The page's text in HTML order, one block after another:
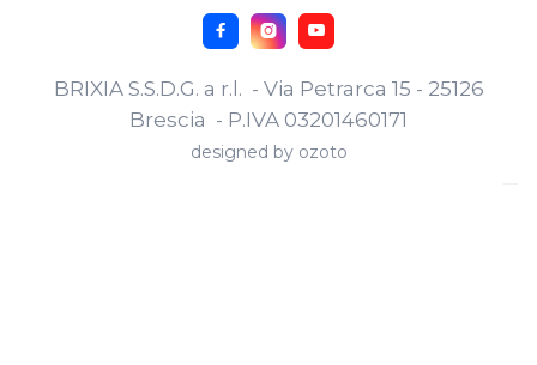
BRIXIA S.S.D.G. a r.l. - Via Petrarca 15 - 25126
Brescia - P.IVA 03201460171
designed by ozoto
  